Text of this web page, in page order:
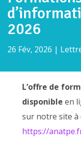
2026
26 Fév, 2026 |
L’offre de
disponible en
sur notre site à
https://